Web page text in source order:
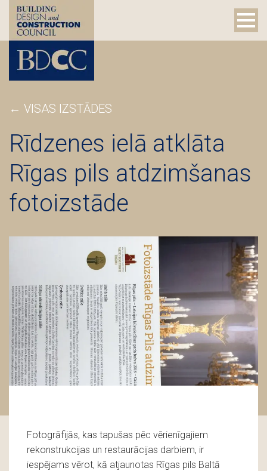
← VISAS IZSTĀDES
Rīdzenes ielā atklāta
Rīgas pils atdzimšanas
fotoizstāde
Fotogrāfijās, kas tapušas pēc vērienīgajiem
rekonstrukcijas un restaurācijas darbiem, ir
iespējams vērot, kā atjaunotas Rīgas pils Baltā